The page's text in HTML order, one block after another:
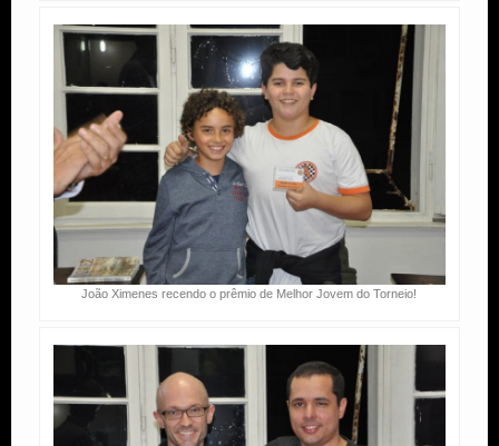
João Ximenes recendo o prêmio de Melhor Jovem do Torneio!